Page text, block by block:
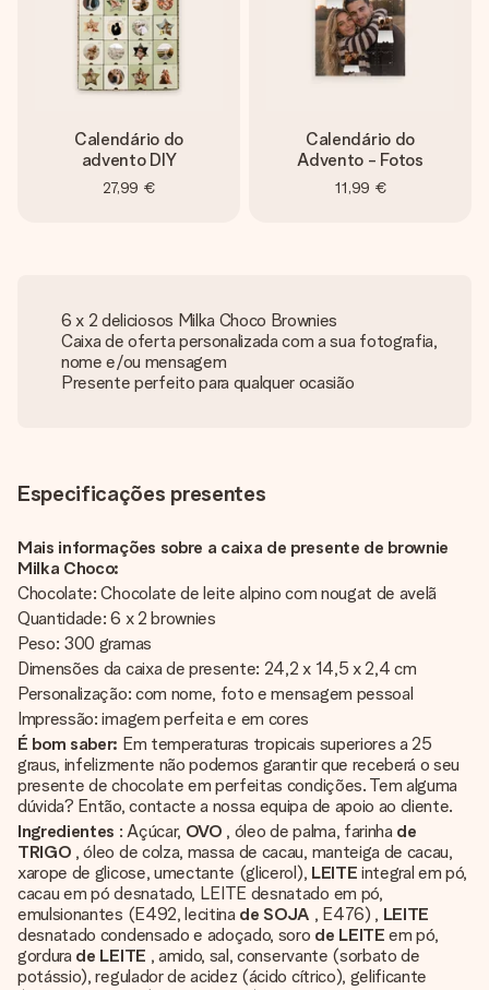
Calendário do
advento DIY
27,99 €
Calendário do
Advento - Fotos
11,99 €
6 x 2 deliciosos Milka Choco Brownies
Caixa de oferta personalizada com a sua fotografia,
nome e/ou mensagem
Presente perfeito para qualquer ocasião
Especificações presentes
Mais informações sobre a caixa de presente de brownie
Milka Choco:
Chocolate: Chocolate de leite alpino com nougat de avelã
Quantidade: 6 x 2 brownies
Peso: 300 gramas
Dimensões da caixa de presente: 24,2 x 14,5 x 2,4 cm
Personalização: com nome, foto e mensagem pessoal
Impressão: imagem perfeita e em cores
É bom saber: Em temperaturas tropicais superiores a 25
graus, infelizmente não podemos garantir que receberá o seu
presente de chocolate em perfeitas condições. Tem alguma
dúvida? Então, contacte a nossa equipa de apoio ao cliente.
Ingredientes : Açúcar, OVO , óleo de palma, farinha de
TRIGO , óleo de colza, massa de cacau, manteiga de cacau,
xarope de glicose, umectante (glicerol), LEITE integral em pó,
cacau em pó desnatado, LEITE desnatado em pó,
emulsionantes (E492, lecitina de SOJA , E476) , LEITE
desnatado condensado e adoçado, soro de LEITE em pó,
gordura de LEITE , amido, sal, conservante (sorbato de
potássio), regulador de acidez (ácido cítrico), gelificante